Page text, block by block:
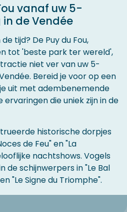
vanaf uw 5-
de Vendée
tijd? De Puy du Fou,
tot 'beste park ter wereld',
niet ver van uw 5-
Bereid je voor op een
uit met adembenemende
die uniek zijn in de
historische dorpjes
de Feu" en "La
nachtshows. Vogels
de schijnwerpers in "Le Bal
"Le Signe du Triomphe".